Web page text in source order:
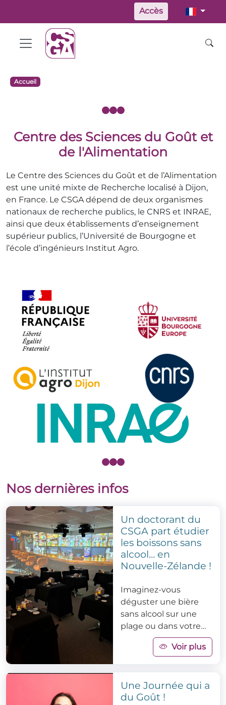
Accès
Accueil
Centre des Sciences du Goût et
de l'Alimentation
Le Centre des Sciences du Goût et de l’Alimentation
est une unité mixte de Recherche localisé à Dijon,
en France. Le CSGA dépend de deux organismes
nationaux de recherche publics, le CNRS et INRAE,
ainsi que deux établissements d’enseignement
supérieur publics, l’Université de Bourgogne et
l’école d’ingénieurs Institut Agro.
Nos dernières infos
Un doctorant du
CSGA part étudier
les boissons sans
alcool… en
Nouvelle-Zélande !
Imaginez-vous
déguster une bière
sans alcool sur une
plage ou dans votre
salon… et mesurer si
l’environnementVoir plus
Une Journée qui a
du Goût !